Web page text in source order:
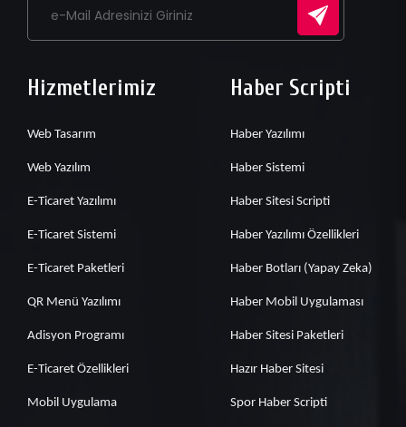
Hizmetlerimiz
Web Tasarım
Web Yazılım
E-Ticaret Yazılımı
E-Ticaret Sistemi
E-Ticaret Paketleri
QR Menü Yazılımı
Adisyon Programı
E-Ticaret Özellikleri
Mobil Uygulama
Haber Scripti
Haber Yazılımı
Haber Sistemi
Haber Sitesi Scripti
Haber Yazılımı Özellikleri
Haber Botları (Yapay Zeka)
Haber Mobil Uygulaması
Haber Sitesi Paketleri
Hazır Haber Sitesi
Spor Haber Scripti